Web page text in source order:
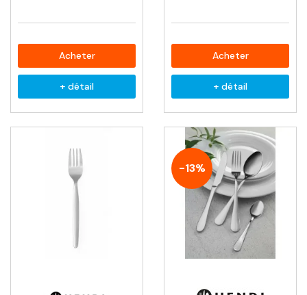
Acheter
+ détail
Acheter
+ détail
-13%